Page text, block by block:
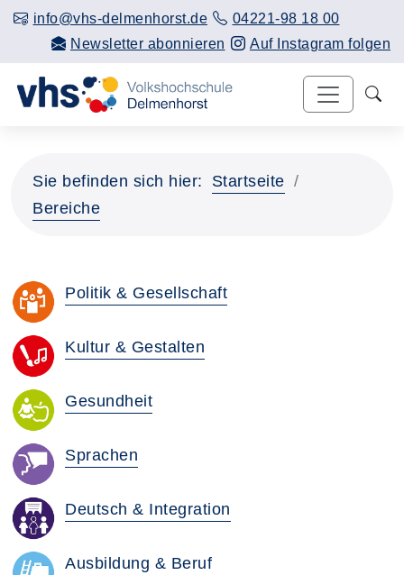
info@vhs-delmenhorst.de
04221-98 18 00
Newsletter abonnieren
Auf Instagram folgen
Sie befinden sich hier:
Startseite
Bereiche
Politik & Gesellschaft
Kultur & Gestalten
Gesundheit
Sprachen
Deutsch & Integration
Ausbildung & Beruf